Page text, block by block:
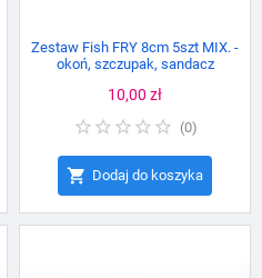
Zestaw Fish FRY 8cm 5szt MIX. -
okoń, szczupak, sandacz
Cena
10,00 zł
(0)
 Dodaj do koszyka